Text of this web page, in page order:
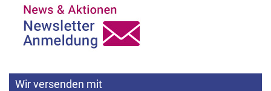
Wir versenden mit